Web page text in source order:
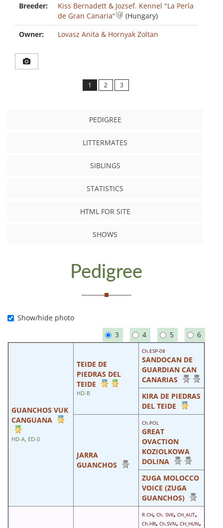
Breeder:
Kiss Bernadett & Jozsef. Kennel "La Perla
de Gran Canaria"
(Hungary)
Owner:
Lovasz Anita & Hornyak Zoltan
1 2 3
PEDIGREE
LITTERMATES
SIBLINGS
STATISTICS
HTML FOR SITE
SHOWS
Pedigree
Show/hide photo
3
4 5 6
GUANCHOS VUK
CANGUANA
HD-A, ED-0
TEIDE DE
PIEDRAS DEL
TEIDE
HD-B
Ch.ESP-08
SANDOCAN DE
GUARDIAN CAN
CANARIAS
KIRA DE PIEDRAS
DEL TEIDE
JARRA
GUANCHOS
Ch.POL
GREAT
OVACTION
KOZIOLKOWA
DOLINA
ZUGA MOLOCCO
VOICE (ZUGA
GUANCHOS)
R CH, Ch. SVK, CH_AUT,
Ch.HR, Ch.SVN, CH_HUN,